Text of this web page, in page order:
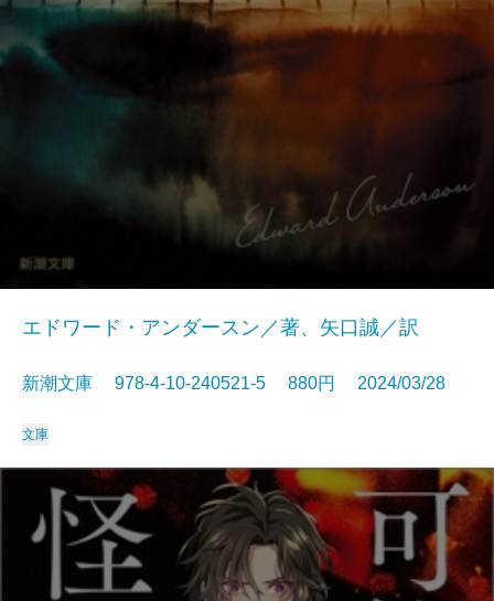
エドワード・アンダースン／著、矢口誠／訳
新潮文庫 978-4-10-240521-5 880円 2024/03/28
文庫